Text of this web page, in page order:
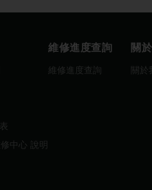
中心 說明
維修進度查詢
維修進度查詢
關
關於